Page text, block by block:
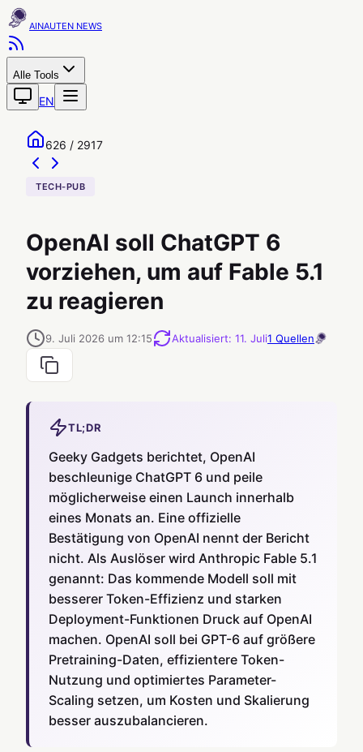
AINAUTEN
Alle Tools
EN
626 / 2917
TECH-PUB
OpenAI soll ChatGPT 6
vorziehen, um auf Fable 5.1
zu reagieren
9. Juli 2026 um 12:15 Aktualisiert: 11. Juli1 Quellen
TL;DR
Geeky Gadgets berichtet, OpenAI
beschleunige ChatGPT 6 und peile
möglicherweise einen Launch innerhalb
eines Monats an. Eine offizielle
Bestätigung von OpenAI nennt der Bericht
nicht. Als Auslöser wird Anthropic Fable 5.1
genannt: Das kommende Modell soll mit
besserer Token-Effizienz und starken
Deployment-Funktionen Druck auf OpenAI
machen. OpenAI soll bei GPT-6 auf größere
Pretraining-Daten, effizientere Token-
Nutzung und optimiertes Parameter-
Scaling setzen, um Kosten und Skalierung
besser auszubalancieren.